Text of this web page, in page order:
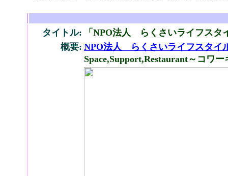
タイトル:
「NPO法人 らくさいライフスタ
概要: NPO法人 らくさいライフスタイ
Space,Support,Restaurant～コワ